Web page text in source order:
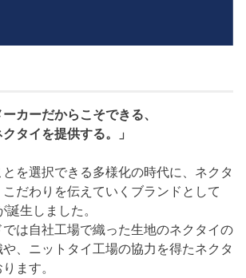
ーカーだからこそできる、
タイを提供する。」
を選択できる多様化の時代に、ネクタ
だわりを伝えていくブランドとして
誕生しました。
は自社工場で織った生地のネクタイの
、ニットタイ工場の協力を得たネクタ
ます。